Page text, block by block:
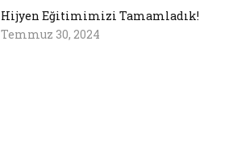
Hijyen Eğitimimizi Tamamladık!
Temmuz 30, 2024